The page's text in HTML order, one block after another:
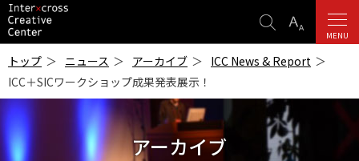
ICC
-インターク
ロス・クリエ
イティブ・セ
ンター-
検
表
設
MENU
トップ ニュース アーカイブ
ICC News & Report
ICC＋SICワークショップ成果発表展示！
アーカイブ